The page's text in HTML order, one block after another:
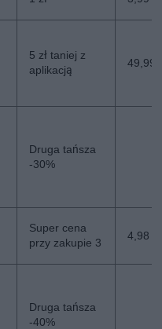
5 zł taniej z
aplikacją
49,99
Druga tańsza
-30%
Super cena
przy zakupie 3
4,98
Druga tańsza
-40%